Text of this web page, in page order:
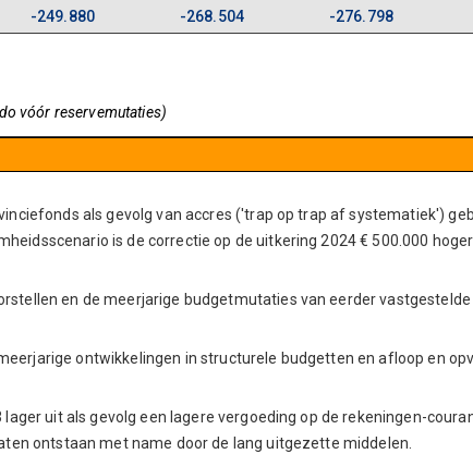
-249.880 -268.504 -276.798
vóór reservemutaties)
als gevolg van accres ('trap op trap af systematiek')
is de correctie op de uitkering 2024 € 500.000 hoger
en de meerjarige budgetmutaties van eerder
ontwikkelingen in structurele budgetten en afloop en
uit als gevolg een lagere vergoeding op de rekeningen-
ontstaan met name door de lang uitgezette middelen.